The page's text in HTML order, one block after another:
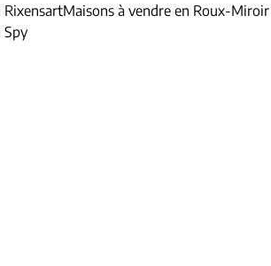
RixensartMaisons à vendre en Roux-Miroir
Spy